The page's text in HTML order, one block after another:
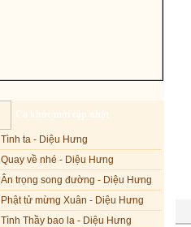
Ca khúc mới cập nhật
Tình ta - Diệu Hưng
Quay về nhé - Diệu Hưng
Ân trọng song đường - Diệu Hưng
Phật tử mừng Xuân - Diệu Hưng
Tình Thầy bao la - Diệu Hưng